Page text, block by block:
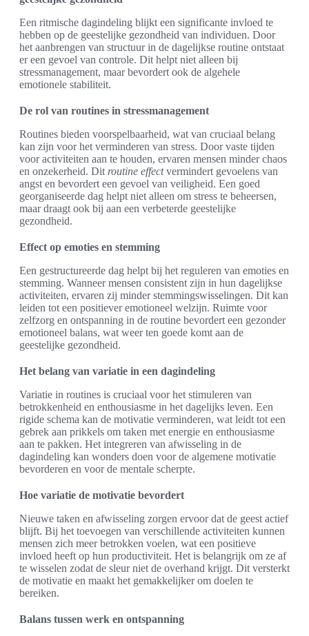
Een ritmische dagindeling blijkt een significante invloed te
hebben op de geestelijke gezondheid van individuen. Door
het aanbrengen van structuur in de dagelijkse routine ontstaat
er een gevoel van controle. Dit helpt niet alleen bij
stressmanagement, maar bevordert ook de algehele
emotionele stabiliteit.
De rol van routines in stressmanagement
Routines bieden voorspelbaarheid, wat van cruciaal belang
kan zijn voor het verminderen van stress. Door vaste tijden
voor activiteiten aan te houden, ervaren mensen minder chaos
en onzekerheid. Dit routine effectvermindert gevoelens van
angst en bevordert een gevoel van veiligheid. Een goed
georganiseerde dag helpt niet alleen om stress te beheersen,
maar draagt ook bij aan een verbeterde geestelijke
gezondheid.
Effect op emoties en stemming
Een gestructureerde dag helpt bij het reguleren van emoties en
stemming. Wanneer mensen consistent zijn in hun dagelijkse
activiteiten, ervaren zij minder stemmingswisselingen. Dit kan
leiden tot een positiever emotioneel welzijn. Ruimte voor
zelfzorg en ontspanning in de routine bevordert een gezonder
emotioneel balans, wat weer ten goede komt aan de
geestelijke gezondheid.
Het belang van variatie in een dagindeling
Variatie in routines is cruciaal voor het stimuleren van
betrokkenheid en enthousiasme in het dagelijks leven. Een
rigide schema kan de motivatie verminderen, wat leidt tot een
gebrek aan prikkels om taken met energie en enthousiasme
aan te pakken. Het integreren van afwisseling in de
dagindeling kan wonders doen voor de algemene motivatie
bevorderen en voor de mentale scherpte.
Hoe variatie de motivatie bevordert
Nieuwe taken en afwisseling zorgen ervoor dat de geest actief
blijft. Bij het toevoegen van verschillende activiteiten kunnen
mensen zich meer betrokken voelen, wat een positieve
invloed heeft op hun productiviteit. Het is belangrijk om ze af
te wisselen zodat de sleur niet de overhand krijgt. Dit versterkt
de motivatie en maakt het gemakkelijker om doelen te
bereiken.
Balans tussen werk en ontspanning